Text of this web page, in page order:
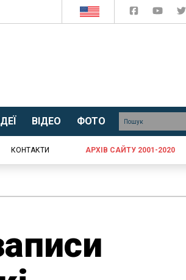
ВІДЕО ФОТО
КОНТАКТИ АРХІВ САЙТУ 2001-2020